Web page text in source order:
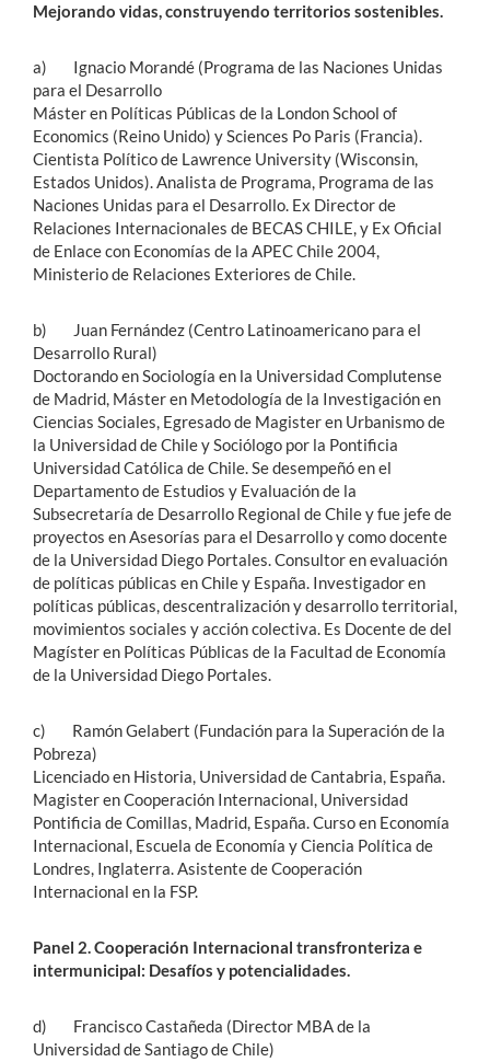
Mejorando vidas, construyendo territorios sostenibles.
a) Ignacio Morandé (Programa de las Naciones Unidas
para el Desarrollo
Máster en Políticas Públicas de la London School of
Economics (Reino Unido) y Sciences Po Paris (Francia).
Cientista Político de Lawrence University (Wisconsin,
Estados Unidos). Analista de Programa, Programa de las
Naciones Unidas para el Desarrollo. Ex Director de
Relaciones Internacionales de BECAS CHILE, y Ex Oficial
de Enlace con Economías de la APEC Chile 2004,
Ministerio de Relaciones Exteriores de Chile.
b) Juan Fernández (Centro Latinoamericano para el
Desarrollo Rural)
Doctorando en Sociología en la Universidad Complutense
de Madrid, Máster en Metodología de la Investigación en
Ciencias Sociales, Egresado de Magister en Urbanismo de
la Universidad de Chile y Sociólogo por la Pontificia
Universidad Católica de Chile. Se desempeñó en el
Departamento de Estudios y Evaluación de la
Subsecretaría de Desarrollo Regional de Chile y fue jefe de
proyectos en Asesorías para el Desarrollo y como docente
de la Universidad Diego Portales. Consultor en evaluación
de políticas públicas en Chile y España. Investigador en
políticas públicas, descentralización y desarrollo territorial,
movimientos sociales y acción colectiva. Es Docente de del
Magíster en Políticas Públicas de la Facultad de Economía
de la Universidad Diego Portales.
c) Ramón Gelabert (Fundación para la Superación de la
Pobreza)
Licenciado en Historia, Universidad de Cantabria, España.
Magister en Cooperación Internacional, Universidad
Pontificia de Comillas, Madrid, España. Curso en Economía
Internacional, Escuela de Economía y Ciencia Política de
Londres, Inglaterra. Asistente de Cooperación
Internacional en la FSP.
Panel 2. Cooperación Internacional transfronteriza e
intermunicipal: Desafíos y potencialidades.
d) Francisco Castañeda (Director MBA de la
Universidad de Santiago de Chile)